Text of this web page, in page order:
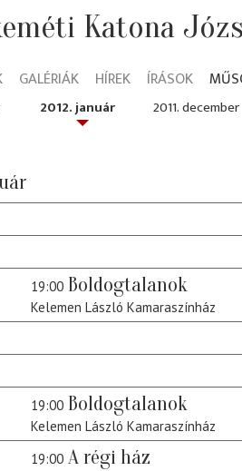
Katona
GALÉRIÁK HÍREK ÍRÁSOK
2012. január 2011. december
19:00 Boldogtalanok
Kelemen László Kamaraszínház
19:00 Boldogtalanok
Kelemen László Kamaraszínház
19:00 A régi ház